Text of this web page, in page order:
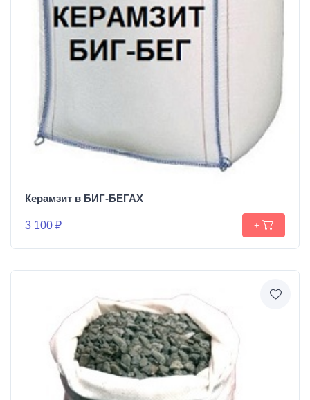
Керамзит в БИГ-БЕГАХ
3 100 ₽ +